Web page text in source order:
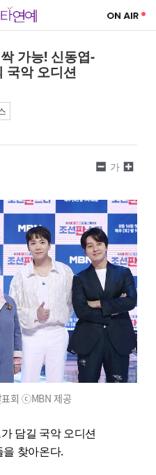
가능! 신동엽-
국악 오디션
가
표회 ⓒMBN 제공
담길 국악 오디션
찾아온다.